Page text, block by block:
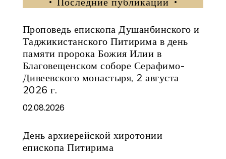
Проповедь епископа Душанбинского и
Таджикистанского Питирима в день
памяти пророка Божия Илии в
Благовещенском соборе Серафимо-
Дивеевского монастыря, 2 августа
2026 г.
02.08.2026
День архиерейской хиротонии
епископа Питирима